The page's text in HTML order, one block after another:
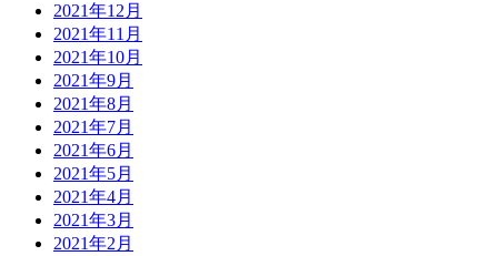
2021年12月
2021年11月
2021年10月
2021年9月
2021年8月
2021年7月
2021年6月
2021年5月
2021年4月
2021年3月
2021年2月